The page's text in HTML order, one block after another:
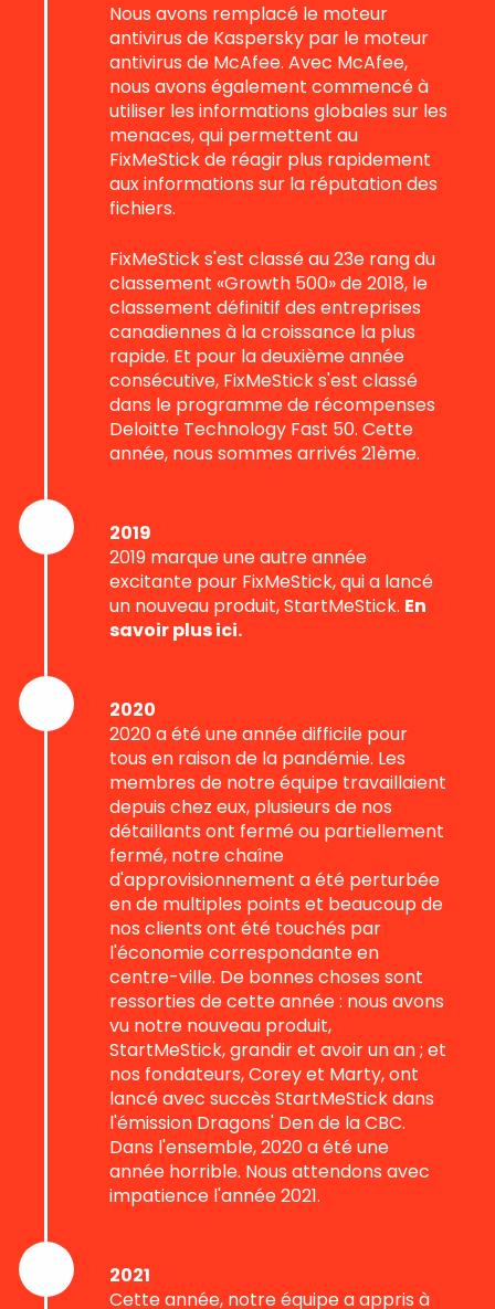
Nous avons remplacé le moteur
antivirus de Kaspersky par le moteur
antivirus de McAfee. Avec McAfee,
nous avons également commencé à
utiliser les informations globales sur les
menaces, qui permettent au
FixMeStick de réagir plus rapidement
aux informations sur la réputation des
fichiers.
FixMeStick s'est classé au 23e rang du
classement «Growth 500» de 2018, le
classement définitif des entreprises
canadiennes à la croissance la plus
rapide. Et pour la deuxième année
consécutive, FixMeStick s'est classé
dans le programme de récompenses
Deloitte Technology Fast 50. Cette
année, nous sommes arrivés 21ème.
2019
2019 marque une autre année
excitante pour FixMeStick, qui a lancé
un nouveau produit, StartMeStick. En
savoir plus ici.
2020
2020 a été une année difficile pour
tous en raison de la pandémie. Les
membres de notre équipe travaillaient
depuis chez eux, plusieurs de nos
détaillants ont fermé ou partiellement
fermé, notre chaîne
d'approvisionnement a été perturbée
en de multiples points et beaucoup de
nos clients ont été touchés par
l'économie correspondante en
centre-ville. De bonnes choses sont
ressorties de cette année : nous avons
vu notre nouveau produit,
StartMeStick, grandir et avoir un an ; et
nos fondateurs, Corey et Marty, ont
lancé avec succès StartMeStick dans
l'émission Dragons' Den de la CBC.
Dans l'ensemble, 2020 a été une
année horrible. Nous attendons avec
impatience l'année 2021.
2021
Cette année, notre équipe a appris à